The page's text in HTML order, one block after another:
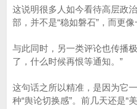
这说明很多人如今看待高层政
部，并不是“稳如磐石”，而更像
与此同时，另一类评论也传播
了，什么时候再恨等通知。”
这句话之所以精准，是因为它
种“舆论切换感”。前几天还是“